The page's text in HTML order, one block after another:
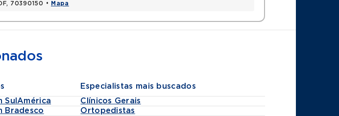
70390150 • Mapa
SulAmérica
Bradesco
Especialistas mais buscados
Clínicos Gerais
Ortopedistas